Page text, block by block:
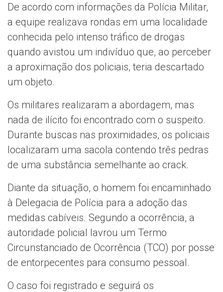
De acordo com informações da Polícia Militar,
a equipe realizava rondas em uma localidade
conhecida pelo intenso tráfico de drogas
quando avistou um indivíduo que, ao perceber
a aproximação dos policiais, teria descartado
um objeto.
Os militares realizaram a abordagem, mas
nada de ilícito foi encontrado com o suspeito.
Durante buscas nas proximidades, os policiais
localizaram uma sacola contendo três pedras
de uma substância semelhante ao crack.
Diante da situação, o homem foi encaminhado
à Delegacia de Polícia para a adoção das
medidas cabíveis. Segundo a ocorrência, a
autoridade policial lavrou um Termo
Circunstanciado de Ocorrência (TCO) por posse
de entorpecentes para consumo pessoal.
O caso foi registrado e seguirá os